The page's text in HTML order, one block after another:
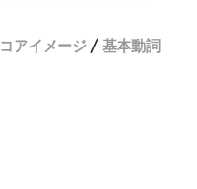
コアイメージ 基本動詞